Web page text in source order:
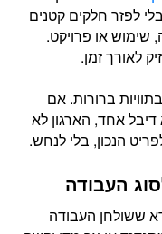
לפזר חלקים קטנים
שימוש או פרויקט.
לאורך זמן.
ברורות. אם
אחד, הארגון לא
הנכון, בלי לנחש.
העבודה
ששולחן העבודה